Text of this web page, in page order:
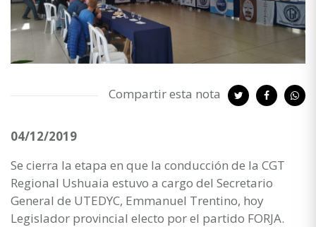
Compartir esta nota
04/12/2019
Se cierra la etapa en que la conducción de la CGT
Regional Ushuaia estuvo a cargo del Secretario
General de UTEDYC, Emmanuel Trentino, hoy
Legislador provincial electo por el partido FORJA.